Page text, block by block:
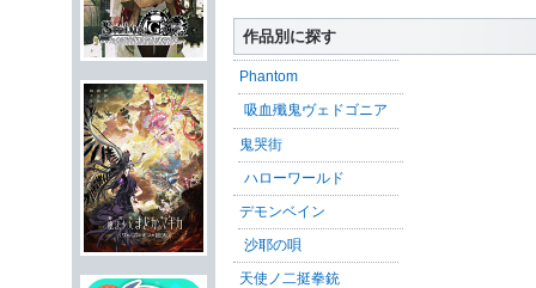
作品別に探す
Phantom
吸血殲鬼ヴェドゴニア
鬼哭街
ハローワールド
デモンベイン
沙耶の唄
天使ノ二挺拳銃